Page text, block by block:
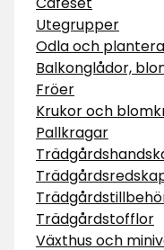
Utegrupper
Odla och plantera
Balkonglådor,
Fröer
Krukor och
Pallkragar
Trädgårdstofflor
Växthus och